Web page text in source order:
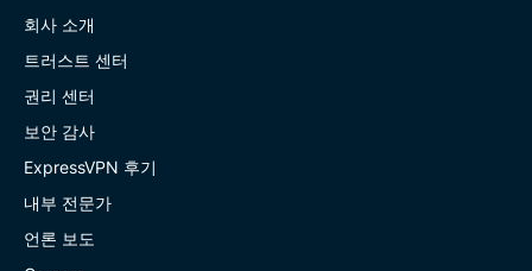
회사 소개
트러스트 센터
권리 센터
보안 감사
ExpressVPN 후기
내부 전문가
언론 보도